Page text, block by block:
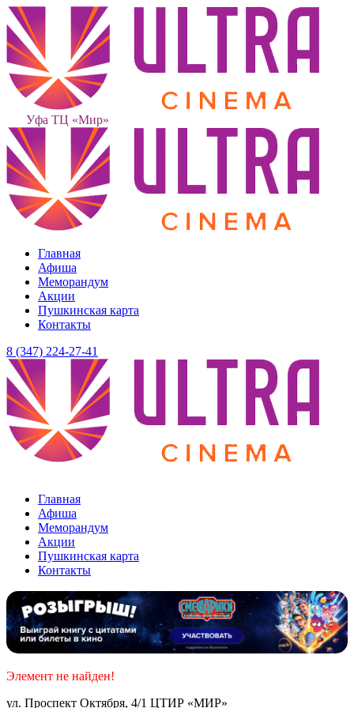
Уфа ТЦ «Мир»
Главная
Афиша
Меморандум
Акции
Пушкинская карта
Контакты
8 (347) 224-27-41
Главная
Афиша
Меморандум
Акции
Пушкинская карта
Контакты
Элемент не найден!
ул. Проспект Октября, 4/1 ЦТИР «МИР»